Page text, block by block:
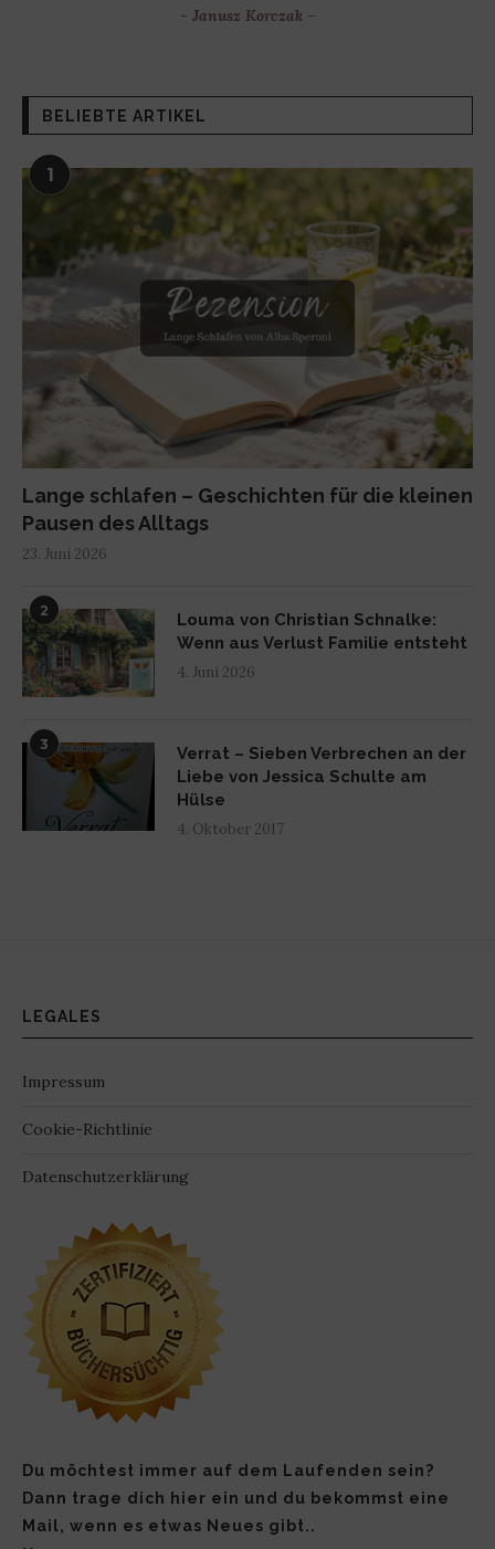
- Janusz Korczak –
BELIEBTE ARTIKEL
1
Lange schlafen – Geschichten für die kleinen
Pausen des Alltags
23. Juni 2026
2
Louma von Christian Schnalke:
Wenn aus Verlust Familie entsteht
4. Juni 2026
3
Verrat – Sieben Verbrechen an der
Liebe von Jessica Schulte am
Hülse
4. Oktober 2017
LEGALES
Impressum
Cookie-Richtlinie
Datenschutzerklärung
Du möchtest immer auf dem Laufenden sein?
Dann trage dich hier ein und du bekommst eine
Mail, wenn es etwas Neues gibt..